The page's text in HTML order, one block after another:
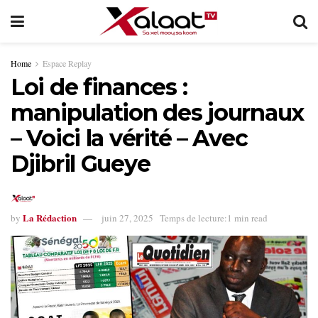
Home Espace Replay
Loi de finances :
manipulation des journaux
– Voici la vérité – Avec
Djibril Gueye
by La Rédaction juin 27, 2025 Temps de lecture:1 min read